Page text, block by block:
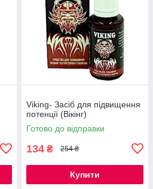
Viking- Засіб для підвищення
потенції (Вікінг)
Готово до відправки
134 ₴ 254 ₴
Купити